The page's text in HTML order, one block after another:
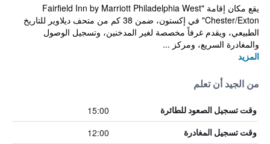
يقع مكان إقامة "Fairfield Inn by Marriott Philadelphia West
Chester/Exton" في إكستون، ضمن 38 كم من متحف ديلاوير للتاريخ
الطبيعي، ويقدم غرفاً مخصصة لغير المدخنين، وتسجيل الوصول
والمغادرة السريع، ومركز ...
المزيد
من الجيد أن تعلم
وقت تسجيل الصعود للطائرة 15:00
وقت تسجيل المغادرة 12:00